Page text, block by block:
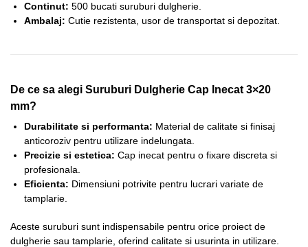
Continut: 500 bucati suruburi dulgherie.
Ambalaj: Cutie rezistenta, usor de transportat si depozitat.
De ce sa alegi Suruburi Dulgherie Cap Inecat 3×20
mm?
Durabilitate si performanta: Material de calitate si finisaj
anticoroziv pentru utilizare indelungata.
Precizie si estetica: Cap inecat pentru o fixare discreta si
profesionala.
Eficienta: Dimensiuni potrivite pentru lucrari variate de
tamplarie.
Aceste suruburi sunt indispensabile pentru orice proiect de
dulgherie sau tamplarie, oferind calitate si usurinta in utilizare.